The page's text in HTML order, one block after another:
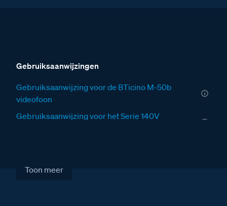
Gebruiksaanwijzingen
Gebruiksaanwijzing voor de BTicino M-50b
videofoon
Gebruiksaanwijzing voor het Serie 140V
Installatiewijzer VV
Toon meer